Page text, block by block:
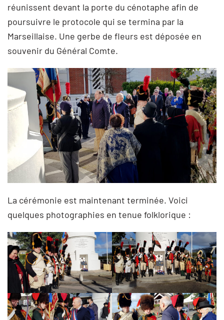
réunissent devant la porte du cénotaphe afin de
poursuivre le protocole qui se termina par la
Marseillaise. Une gerbe de fleurs est déposée en
souvenir du Général Comte.
La cérémonie est maintenant terminée. Voici
quelques photographies en tenue folklorique :